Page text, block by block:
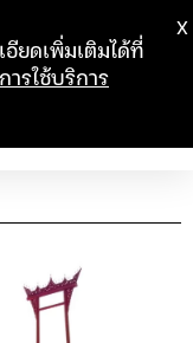
ยดเพิ่มเติมได้ที่
รใช้บริการ
X